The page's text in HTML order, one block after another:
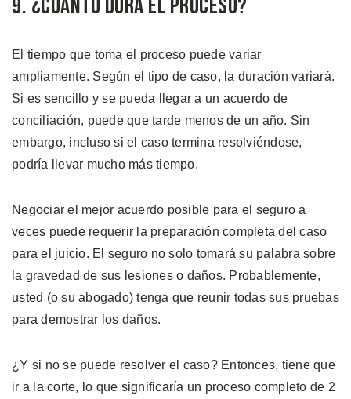
9. ¿Cuánto Dura el Proceso?
El tiempo que toma el proceso puede variar
ampliamente. Según el tipo de caso, la duración variará.
Si es sencillo y se pueda llegar a un acuerdo de
conciliación, puede que tarde menos de un año. Sin
embargo, incluso si el caso termina resolviéndose,
podría llevar mucho más tiempo.
Negociar el mejor acuerdo posible para el seguro a
veces puede requerir la preparación completa del caso
para el juicio. El seguro no solo tomará su palabra sobre
la gravedad de sus lesiones o daños. Probablemente,
usted (o su abogado) tenga que reunir todas sus pruebas
para demostrar los daños.
¿Y si no se puede resolver el caso? Entonces, tiene que
ir a la corte, lo que significaría un proceso completo de 2